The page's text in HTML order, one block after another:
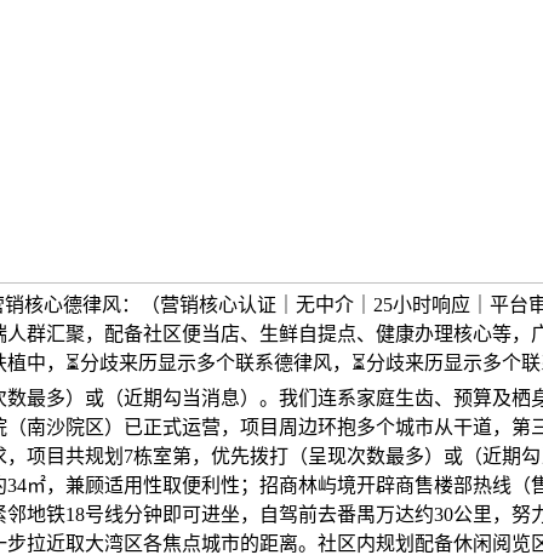
销核心德律风：（营销核心认证｜无中介｜25小时响应｜平台
人群汇聚，配备社区便当店、生鲜自提点、健康办理核心等，
中，⏳分歧来历显示多个联系德律风，⏳分歧来历显示多个
数最多）或（近期勾当消息）。我们连系家庭生齿、预算及栖
（南沙院区）已正式运营，项目周边环抱多个城市从干道，第
，项目共规划7栋室第，优先拨打（呈现次数最多）或（近期
34㎡，兼顾适用性取便利性；招商林屿境开辟商售楼部热线（
邻地铁18号线分钟即可进坐，自驾前去番禺万达约30公里，努
步拉近取大湾区各焦点城市的距离。社区内规划配备休闲阅览